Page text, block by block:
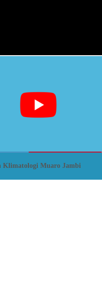
Klimatologi Muaro Jambi